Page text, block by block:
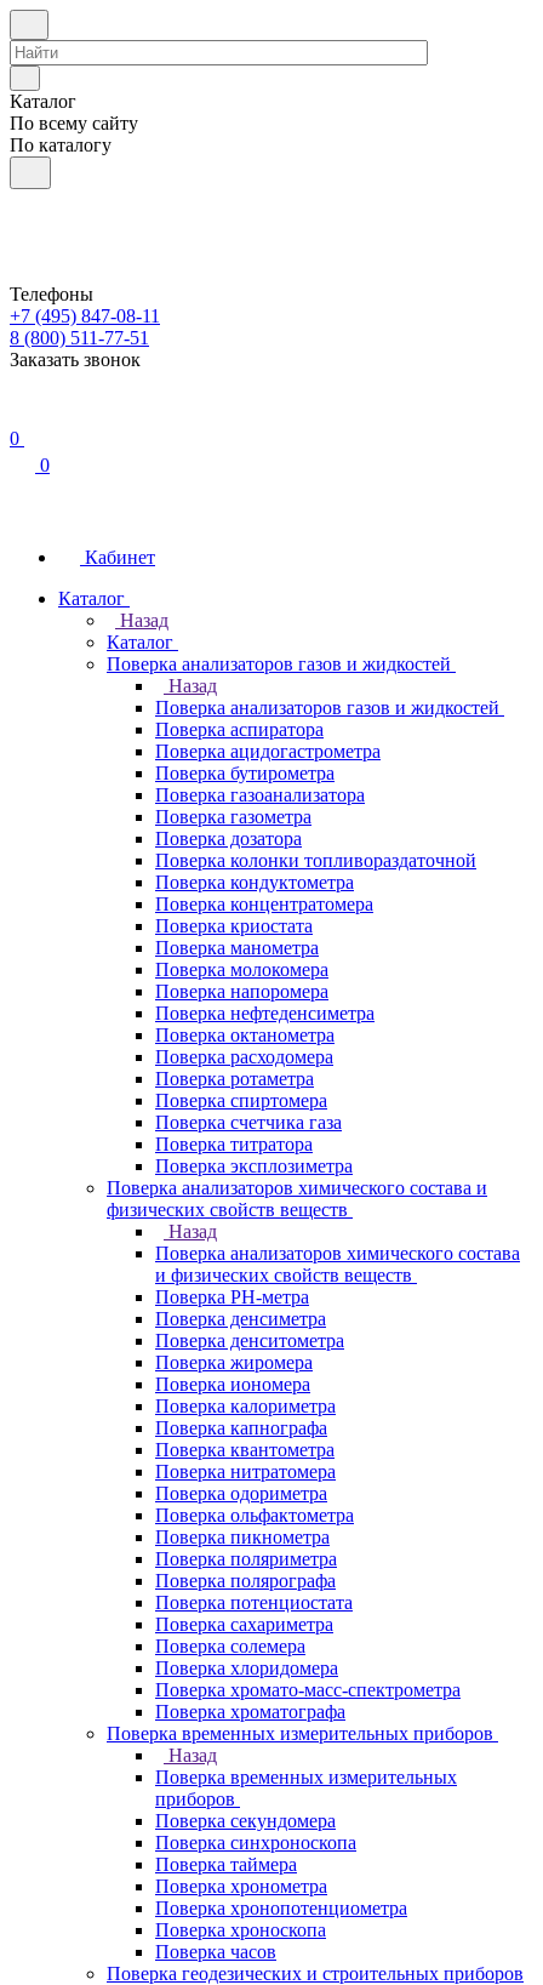
Каталог
По всему сайту
По каталогу
Телефоны
+7 (495) 847-08-11
8 (800) 511-77-51
Заказать звонок
0
0
Кабинет
Каталог
Назад
Каталог
Поверка анализаторов газов и жидкостей
Назад
Поверка анализаторов газов и жидкостей
Поверка аспиратора
Поверка ацидогастрометра
Поверка бутирометра
Поверка газоанализатора
Поверка газометра
Поверка дозатора
Поверка колонки топливораздаточной
Поверка кондуктометра
Поверка концентратомера
Поверка криостата
Поверка манометра
Поверка молокомера
Поверка напоромера
Поверка нефтеденсиметра
Поверка октанометра
Поверка расходомера
Поверка ротаметра
Поверка спиртомера
Поверка счетчика газа
Поверка титратора
Поверка эксплозиметра
Поверка анализаторов химического состава и
физических свойств веществ
Назад
Поверка анализаторов химического состава
и физических свойств веществ
Поверка PH-метра
Поверка денсиметра
Поверка денситометра
Поверка жиромера
Поверка иономера
Поверка калориметра
Поверка капнографа
Поверка квантометра
Поверка нитратомера
Поверка одориметра
Поверка ольфактометра
Поверка пикнометра
Поверка поляриметра
Поверка полярографа
Поверка потенциостата
Поверка сахариметра
Поверка солемера
Поверка хлоридомера
Поверка хромато-масс-спектрометра
Поверка хроматографа
Поверка временных измерительных приборов
Назад
Поверка временных измерительных
приборов
Поверка секундомера
Поверка синхроноскопа
Поверка таймера
Поверка хронометра
Поверка хронопотенциометра
Поверка хроноскопа
Поверка часов
Поверка геодезических и строительных приборов